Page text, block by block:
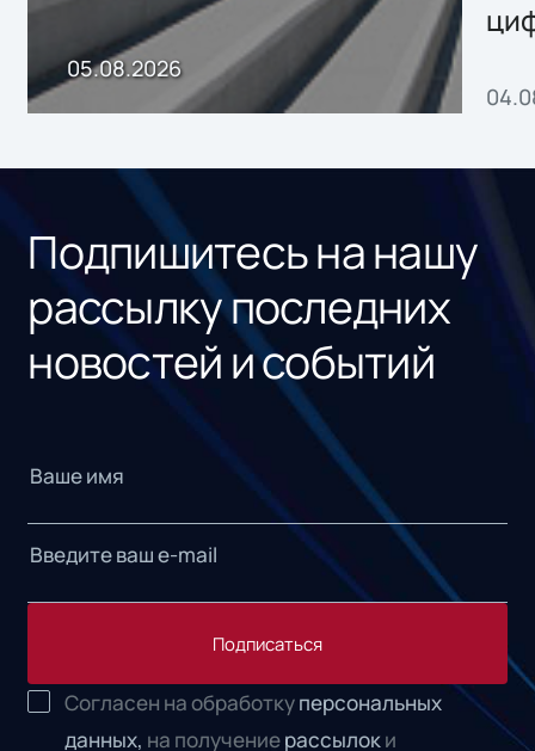
05.08.2026
Подпишитесь на нашу
рассылку последних
новостей и событий
Подписаться
Согласен на обработкуперсональных
данных, на получениерассылоки